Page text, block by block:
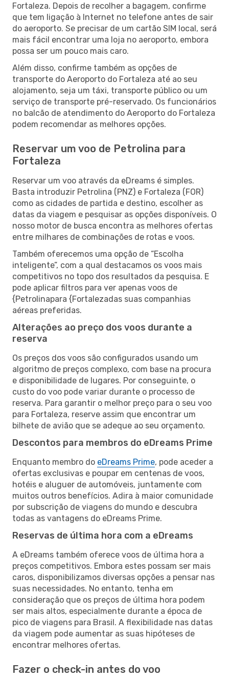
Fortaleza. Depois de recolher a bagagem, confirme
que tem ligação à Internet no telefone antes de sair
do aeroporto. Se precisar de um cartão SIM local, será
mais fácil encontrar uma loja no aeroporto, embora
possa ser um pouco mais caro.
Além disso, confirme também as opções de
transporte do Aeroporto do Fortaleza até ao seu
alojamento, seja um táxi, transporte público ou um
serviço de transporte pré-reservado. Os funcionários
no balcão de atendimento do Aeroporto do Fortaleza
podem recomendar as melhores opções.
Reservar um voo de Petrolina para
Fortaleza
Reservar um voo através da eDreams é simples.
Basta introduzir Petrolina (PNZ) e Fortaleza (FOR)
como as cidades de partida e destino, escolher as
datas da viagem e pesquisar as opções disponíveis. O
nosso motor de busca encontra as melhores ofertas
entre milhares de combinações de rotas e voos.
Também oferecemos uma opção de “Escolha
inteligente”, com a qual destacamos os voos mais
competitivos no topo dos resultados da pesquisa. E
pode aplicar filtros para ver apenas voos de
{Petrolinapara {Fortalezadas suas companhias
aéreas preferidas.
Alterações ao preço dos voos durante a
reserva
Os preços dos voos são configurados usando um
algoritmo de preços complexo, com base na procura
e disponibilidade de lugares. Por conseguinte, o
custo do voo pode variar durante o processo de
reserva. Para garantir o melhor preço para o seu voo
para Fortaleza, reserve assim que encontrar um
bilhete de avião que se adeque ao seu orçamento.
Descontos para membros do eDreams Prime
Enquanto membro do eDreams Prime, pode aceder a
ofertas exclusivas e poupar em centenas de voos,
hotéis e aluguer de automóveis, juntamente com
muitos outros benefícios. Adira à maior comunidade
por subscrição de viagens do mundo e descubra
todas as vantagens do eDreams Prime.
Reservas de última hora com a eDreams
A eDreams também oferece voos de última hora a
preços competitivos. Embora estes possam ser mais
caros, disponibilizamos diversas opções a pensar nas
suas necessidades. No entanto, tenha em
consideração que os preços de última hora podem
ser mais altos, especialmente durante a época de
pico de viagens para Brasil. A flexibilidade nas datas
da viagem pode aumentar as suas hipóteses de
encontrar melhores ofertas.
Fazer o check-in antes do voo